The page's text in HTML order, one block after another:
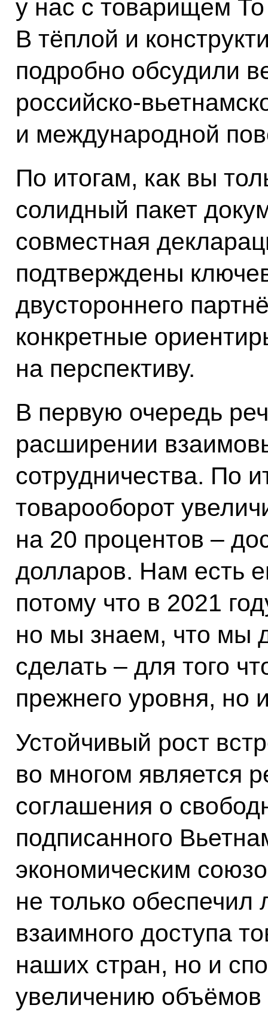
у нас с товарищем
В тёплой и
подробно обсудили
российско-
и международной
По итогам, как вы
солидный пакет
совместная
подтверждены
двустороннего
конкретные
на перспективу.
В первую очередь
расширении
сотрудничества. По
товарооборот
на 20 процентов –
долларов. Нам есть
потому что в 2021
но мы знаем, что мы
сделать – для того
прежнего уровня, но
Устойчивый рост
во многом является
соглашения о
подписанного
экономическим
не только обеспечил
взаимного доступа
наших стран, но и
увеличению объёмов